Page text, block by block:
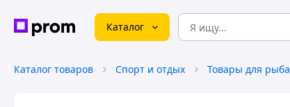
Каталог
Каталог товаров Спорт и отдых Товары для